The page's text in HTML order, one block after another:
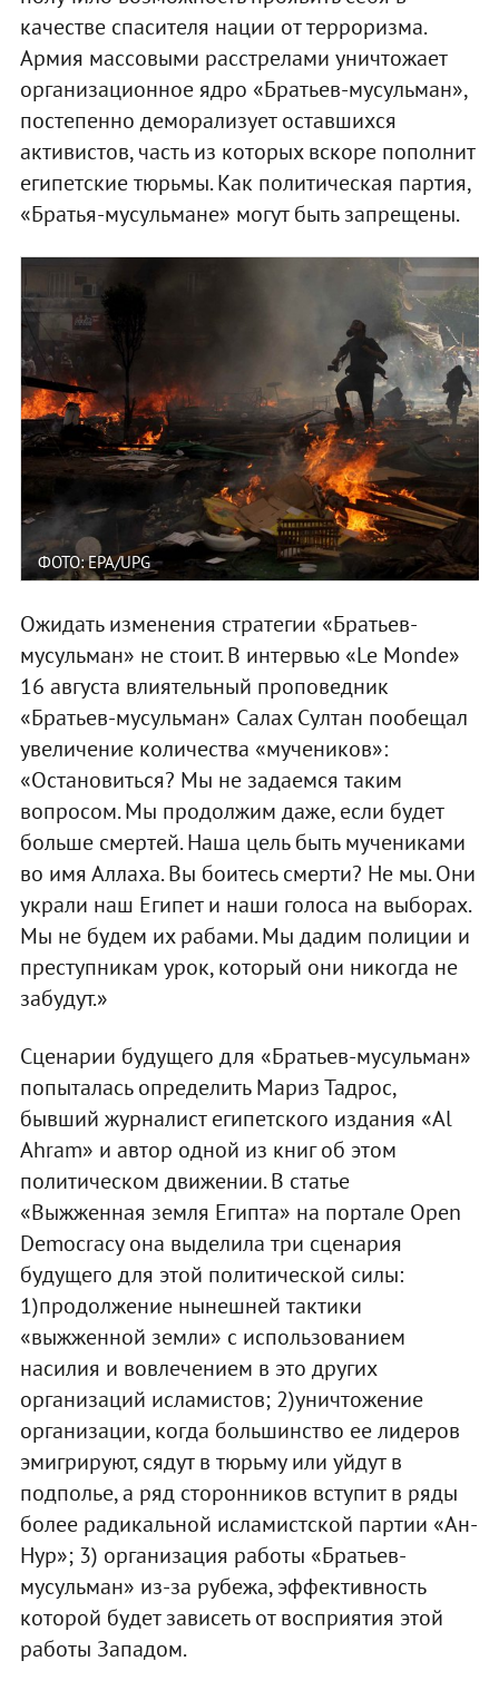
качестве спасителя нации от терроризма.
Армия массовыми расстрелами уничтожает
организационное ядро «Братьев-мусульман»,
постепенно деморализует оставшихся
активистов, часть из которых вскоре пополнит
египетские тюрьмы. Как политическая партия,
«Братья-мусульмане» могут быть запрещены.
ФОТО: EPA/UPG
Ожидать изменения стратегии «Братьев-
мусульман» не стоит. В интервью «Le Monde»
16 августа влиятельный проповедник
«Братьев-мусульман» Салах Султан пообещал
увеличение количества «мучеников»:
«Остановиться? Мы не задаемся таким
вопросом. Мы продолжим даже, если будет
больше смертей. Наша цель быть мучениками
во имя Аллаха. Вы боитесь смерти? Не мы. Они
украли наш Египет и наши голоса на выборах.
Мы не будем их рабами. Мы дадим полиции и
преступникам урок, который они никогда не
забудут.»
Сценарии будущего для «Братьев-мусульман»
попыталась определить Мариз Тадрос,
бывший журналист египетского издания «Al
Ahram» и автор одной из книг об этом
политическом движении. В статье
«Выжженная земля Египта» на портале Open
Democracy она выделила три сценария
будущего для этой политической силы:
1)продолжение нынешней тактики
«выжженной земли» с использованием
насилия и вовлечением в это других
организаций исламистов; 2)уничтожение
организации, когда большинство ее лидеров
эмигрируют, сядут в тюрьму или уйдут в
подполье, а ряд сторонников вступит в ряды
более радикальной исламистской партии «Ан-
Нур»; 3) организация работы «Братьев-
мусульман» из-за рубежа, эффективность
которой будет зависеть от восприятия этой
работы Западом.